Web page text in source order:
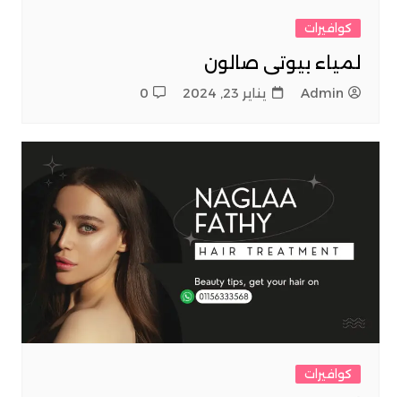
كوافيرات
لمياء بيوتى صالون
Admin يناير 23, 2024 0
كوافيرات